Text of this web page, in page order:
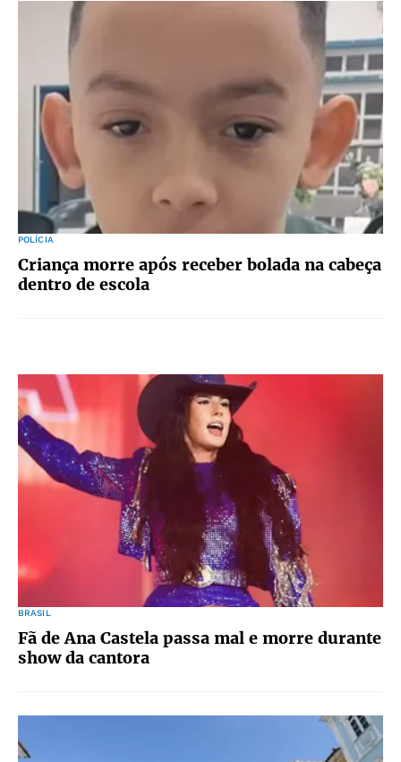
POLÍCIA
Criança morre após receber bolada na cabeça
dentro de escola
BRASIL
Fã de Ana Castela passa mal e morre durante
show da cantora